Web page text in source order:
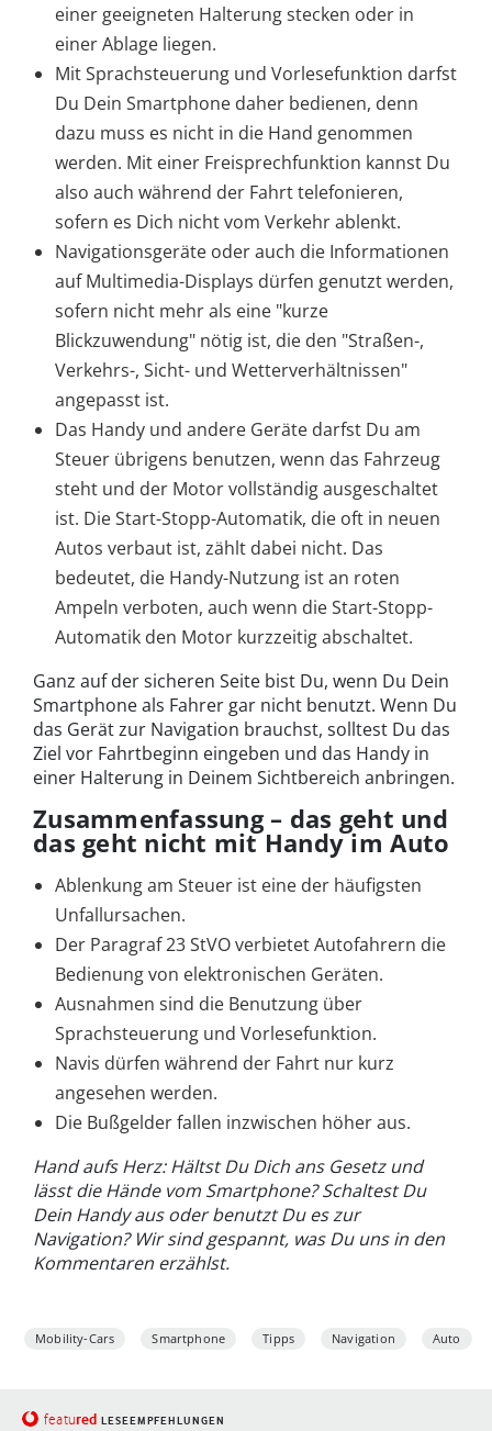
einer geeigneten Halterung stecken oder in
einer Ablage liegen.
Mit Sprachsteuerung und Vorlesefunktion darfst
Du Dein Smartphone daher bedienen, denn
dazu muss es nicht in die Hand genommen
werden. Mit einer Freisprechfunktion kannst Du
also auch während der Fahrt telefonieren,
sofern es Dich nicht vom Verkehr ablenkt.
Navigationsgeräte oder auch die Informationen
auf Multimedia-Displays dürfen genutzt werden,
sofern nicht mehr als eine "kurze
Blickzuwendung" nötig ist, die den "Straßen-,
Verkehrs-, Sicht- und Wetterverhältnissen"
angepasst ist.
Das Handy und andere Geräte darfst Du am
Steuer übrigens benutzen, wenn das Fahrzeug
steht und der Motor vollständig ausgeschaltet
ist. Die Start-Stopp-Automatik, die oft in neuen
Autos verbaut ist, zählt dabei nicht. Das
bedeutet, die Handy-Nutzung ist an roten
Ampeln verboten, auch wenn die Start-Stopp-
Automatik den Motor kurzzeitig abschaltet.
Ganz auf der sicheren Seite bist Du, wenn Du Dein
Smartphone als Fahrer gar nicht benutzt. Wenn Du
das Gerät zur Navigation brauchst, solltest Du das
Ziel vor Fahrtbeginn eingeben und das Handy in
einer Halterung in Deinem Sichtbereich anbringen.
Zusammenfassung – das geht und
das geht nicht mit Handy im Auto
Ablenkung am Steuer ist eine der häufigsten
Unfallursachen.
Der Paragraf 23 StVO verbietet Autofahrern die
Bedienung von elektronischen Geräten.
Ausnahmen sind die Benutzung über
Sprachsteuerung und Vorlesefunktion.
Navis dürfen während der Fahrt nur kurz
angesehen werden.
Die Bußgelder fallen inzwischen höher aus.
Hand aufs Herz: Hältst Du Dich ans Gesetz und
lässt die Hände vom Smartphone? Schaltest Du
Dein Handy aus oder benutzt Du es zur
Navigation? Wir sind gespannt, was Du uns in den
Kommentaren erzählst.
Mobility-Cars Smartphone Tipps Navigation Auto
featured LESEEMPFEHLUNGEN